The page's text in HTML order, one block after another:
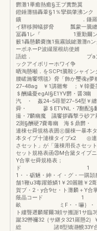
欝灘1畢癒熱癒§王ブ糞艶翼
鐙錘灘猫轟葦§1％攣鵜肇沸
鑛 ．鎌羅灘鰹轟羅
イ騨移脚蟻拶脅 瓢蒙一騰纏
冨轟1レ『 1重勤爾ン舞勧
籔1轟懸麟嚢撫1蕪霧賊鍵灘灘n
ーポネーP波綴屋根紡使婿
語総． プaンズセッ
ックアイボリーホワイ
晒淘懸噸．をSCPt騰鞍シャイ
腰嵯施饗甥毯》脅「飾か璽魂γ
27−48ag ￥1講雛奪 ；￥韓憂
＄酬繊憂egAl§E1YV欝
汽 ・ 姦24−5尋塑27−54型￥纏
舜・ 蓼＄ETVNL・7翻配§麟
撮・7麟幽魔 議饗拶轟撃ラ砂
2測§酬硬7嚢毒幽 海＄
連棟セ舜規格表囲㊧腿棟一暴
本タイブ十漣棟タイブx2 ◎連
さセット」が「蓮棟用長さセ
セット規格表函⑳M合黛タイプ
Y合掌セ舜規格
ド 1 緬
1・・砺魎・紳・イ・グ・一購
舗1鞭u3毒躍爺鱗1￥20麗雛￥2
賀ブ・2・y合9セ・ト灘
蔭晶コード 1
畝 ミF・・嚇｝・・翻噺
ト縷聾遡麟耀爾3頼サ搬謝1サ臨
蹴32轡禰32｛サ継タ321羅懸2｝
総 諸8型矯瀞醗33Y合掌